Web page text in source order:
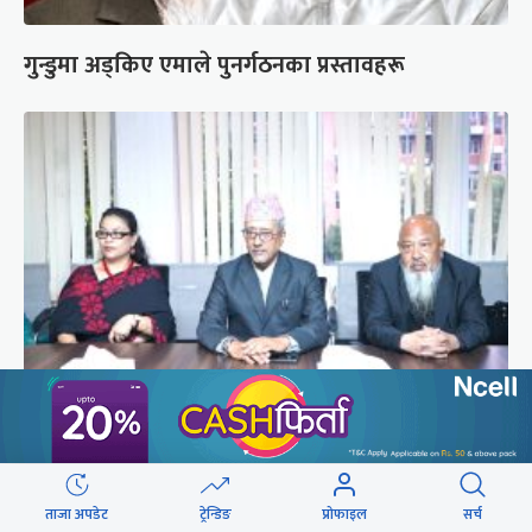
गुन्डुमा अड्किए एमाले पुनर्गठनका प्रस्तावहरू
प्रज्ञाका तीन कुलपतिको शपथ (तस्वीरहरू)
ताजा अपडेट ट्रेन्डिङ प्रोफाइल सर्च